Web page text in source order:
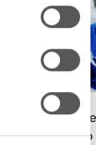
Opciones de
tratamiento